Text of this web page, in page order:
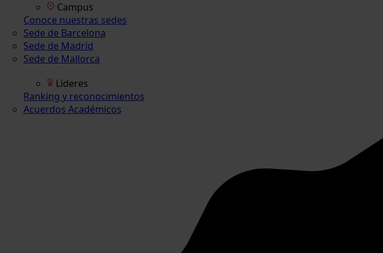
Campus
Conoce nuestras sedes
Sede de Barcelona
Sede de Madrid
Sede de Mallorca
Líderes
Ranking y reconocimientos
Acuerdos Académicos